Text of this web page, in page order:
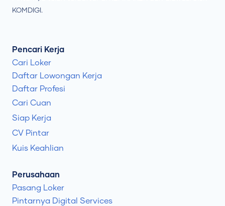
KOMDIGI.
Pencari Kerja
Cari Loker
Daftar Lowongan Kerja
Daftar Profesi
Cari Cuan
Siap Kerja
CV Pintar
Kuis Keahlian
Perusahaan
Pasang Loker
Pintarnya Digital Services